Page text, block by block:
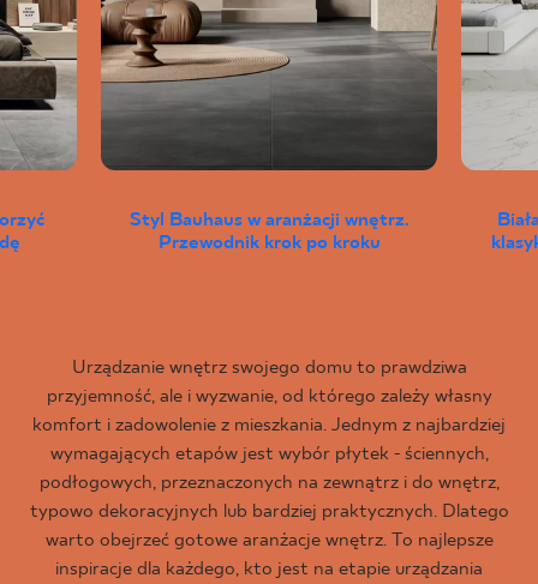
Styl Bauhaus w aranżacji wnętrz.
Przewodnik krok po kroku
Urządzanie wnętrz swojego domu to prawdziwa
przyjemność, ale i wyzwanie, od którego zależy własny
komfort i zadowolenie z mieszkania. Jednym z najbardziej
wymagających etapów jest wybór płytek - ściennych,
podłogowych, przeznaczonych na zewnątrz i do wnętrz,
typowo dekoracyjnych lub bardziej praktycznych. Dlatego
warto obejrzeć gotowe aranżacje wnętrz. To najlepsze
inspiracje dla każdego, kto jest na etapie urządzania